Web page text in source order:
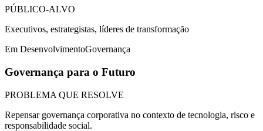
PÚBLICO-ALVO
Executivos, estrategistas, líderes de transformação
Em DesenvolvimentoGovernança
Governança para o Futuro
PROBLEMA QUE RESOLVE
Repensar governança corporativa no contexto de tecnologia, risco e
responsabilidade social.